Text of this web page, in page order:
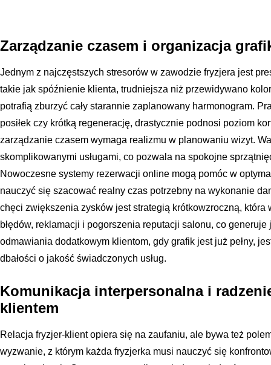
Zarządzanie czasem i organizacja
Jednym z najczęstszych stresorów w zawodzie fryzjera jest
takie jak spóźnienie klienta, trudniejsza niż przewidywano
potrafią zburzyć cały starannie zaplanowany harmonogram.
posiłek czy krótką regenerację, drastycznie podnosi poziom
zarządzanie czasem wymaga realizmu w planowaniu wizyt.
skomplikowanymi usługami, co pozwala na spokojne
Nowoczesne systemy rezerwacji online mogą pomóc w
nauczyć się szacować realny czas potrzebny na wykonanie
chęci zwiększenia zysków jest strategią krótkowzroczną, która
błędów, reklamacji i pogorszenia reputacji salonu, co
odmawiania dodatkowym klientom, gdy grafik jest już pełny,
dbałości o jakość świadczonych usług.
Komunikacja interpersonalna i
klientem
Relacja fryzjer-klient opiera się na zaufaniu, ale bywa też
wyzwanie, z którym każda fryzjerka musi nauczyć się